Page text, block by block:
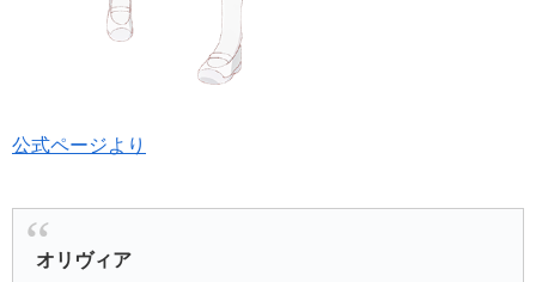
公式ページより
オリヴィア